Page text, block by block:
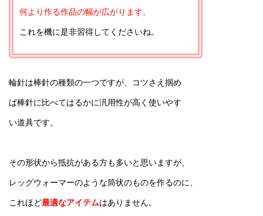
何より作る作品の幅が広がります。
これを機に是非習得してくださいね。
輪針は棒針の種類の一つですが、コツさえ掴め
ば棒針に比べてはるかに汎用性が高く使いやす
い道具です。
その形状から抵抗がある方も多いと思いますが、
レッグウォーマーのような筒状のものを作るのに、
これほど最適なアイテムはありません。